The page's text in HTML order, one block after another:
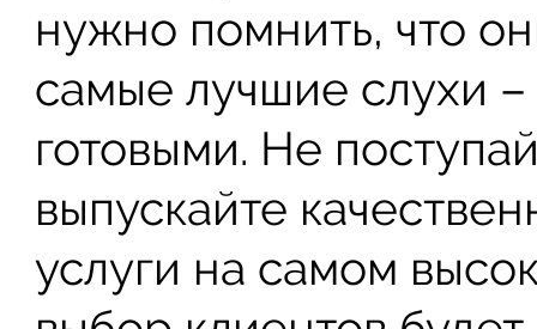
нужно помнить, что
самые лучшие слухи –
готовыми. Не
выпускайте
услуги на самом